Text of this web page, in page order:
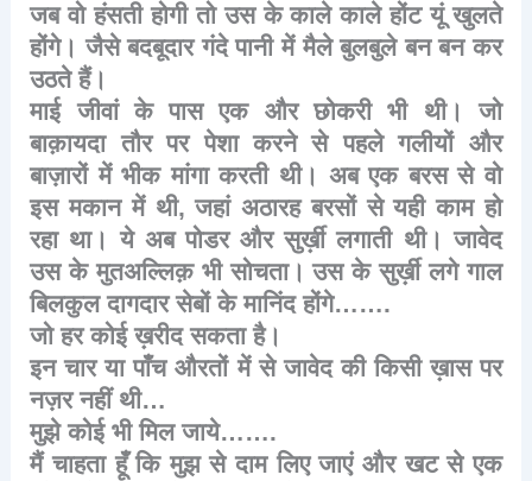
जब वो हंसती होगी तो उस के काले काले होंट यूं खुलते
होंगे। जैसे बदबूदार गंदे पानी में मैले बुलबुले बन बन कर
उठते हैं।
माई जीवां के पास एक और छोकरी भी थी।
जो
बाक़ायदा तौर पर पेशा करने से पहले गलीयों और
बाज़ारों में भीक मांगा करती थी। अब एक बरस से वो
इस मकान में थी,जहां अठारह बरसों से यही काम हो
रहा था। ये अब पोडर और सुर्ख़ी लगाती थी। जावेद
उस के मुतअल्लिक़ भी सोचता। उस के सुर्ख़ी लगे गाल
बिलकुल दागदार सेबों के मानिंद होंगे…….
जो हर कोई ख़रीद सकता है।
इन चार या पाँच औरतों में से जावेद की किसी ख़ास पर
नज़र नहीं थी…
मुझे कोई भी मिल जाये…….
मैं चाहता हूँ कि मुझ से दाम लिए जाएं और खट से एक